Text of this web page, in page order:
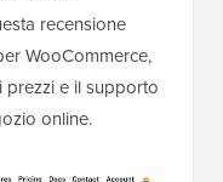
recensione
WooCommerce,
prezzi e il supporto
online.